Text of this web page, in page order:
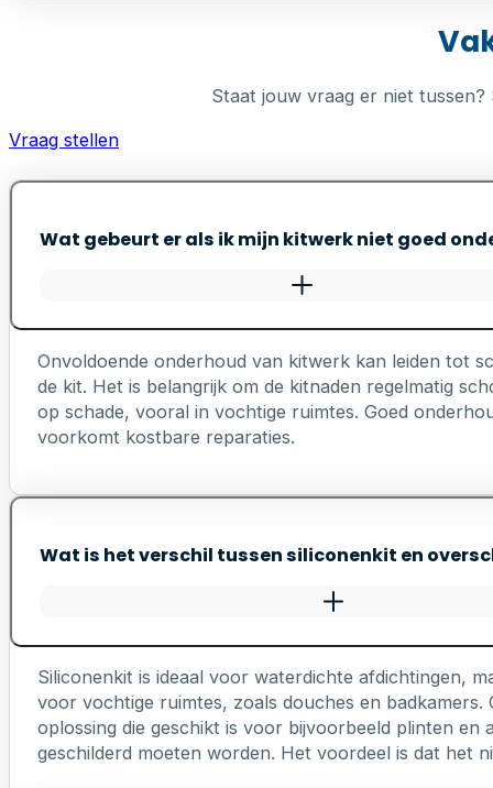
Staat jouw vraag er niet tussen?
Vraag stellen
Wat gebeurt er als ik mijn kitwerk niet goed
Onvoldoende onderhoud van kitwerk kan leiden tot
de kit. Het is belangrijk om de kitnaden regelmatig
op schade, vooral in vochtige ruimtes. Goed
voorkomt kostbare reparaties.
Wat is het verschil tussen siliconenkit en
Siliconenkit is ideaal voor waterdichte afdichtingen,
voor vochtige ruimtes, zoals douches en badkamers.
oplossing die geschikt is voor bijvoorbeeld plinten en
geschilderd moeten worden. Het voordeel is dat het